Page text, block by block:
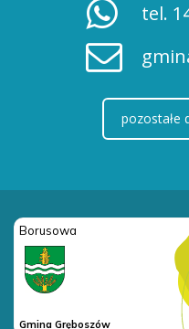
tel.
pozostałe